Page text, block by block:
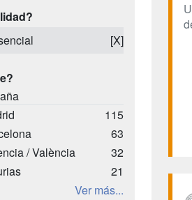
[X]
115
63
/ València
32
21
Ver más...